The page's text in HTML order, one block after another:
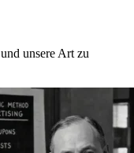
unsere Art zu